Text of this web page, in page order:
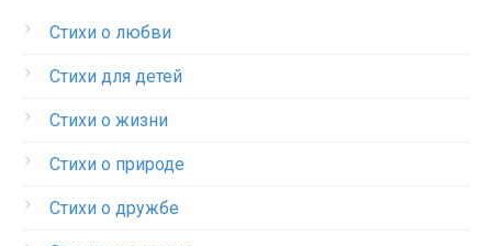
Стихи о любви
Стихи для детей
Стихи о жизни
Стихи о природе
Стихи о дружбе